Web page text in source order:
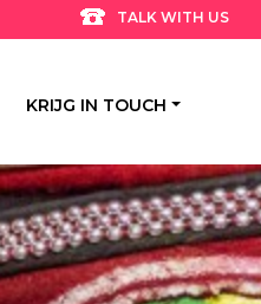
TALK WITH US
KRIJG IN TOUCH